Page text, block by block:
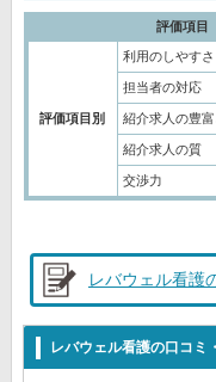
評価項目
評価項目別
利用のしやすさ
担当者の対応
紹介求人の豊富
紹介求人の質
交渉力
レバウェル看護
レバウェル看護の口コミ